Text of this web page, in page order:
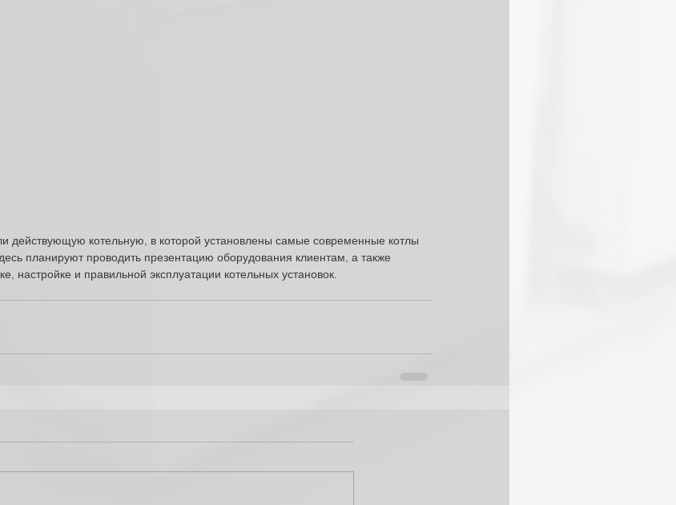
действующую котельную, в которой установлены самые современные котлы
планируют проводить презентацию оборудования клиентам, а также
настройке и правильной эксплуатации котельных установок.